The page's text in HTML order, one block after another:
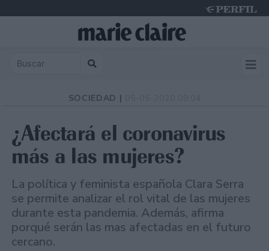
SOCIEDAD |
¿Afectará el coronavirus
más a las mujeres?
La política y feminista española Clara Serra
se permite analizar el rol vital de las mujeres
durante esta pandemia. Además, afirma
porqué serán las mas afectadas en el futuro
cercano.